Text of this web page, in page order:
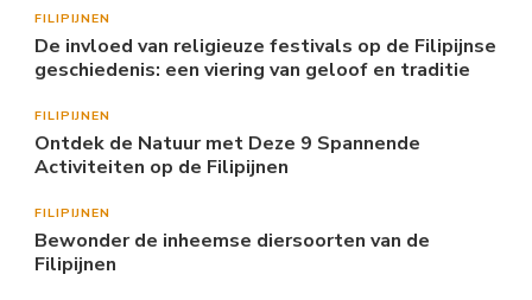
FILIPIJNEN
De invloed van religieuze festivals op de Filipijnse
geschiedenis: een viering van geloof en traditie
FILIPIJNEN
Ontdek de Natuur met Deze 9 Spannende
Activiteiten op de Filipijnen
FILIPIJNEN
Bewonder de inheemse diersoorten van de
Filipijnen